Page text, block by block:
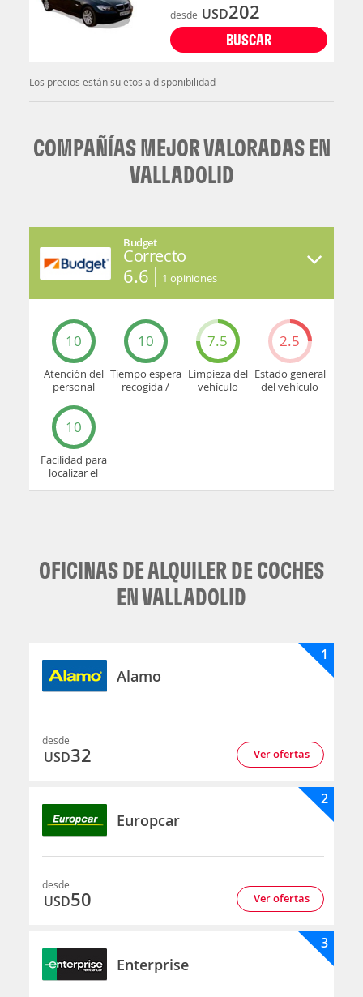
desde USD202
BUSCAR
Los precios están sujetos a disponibilidad
COMPAÑÍAS MEJOR VALORADAS EN
VALLADOLID
Budget
Correcto
6.6 1 opiniones
10
Atención del
personal
10
Tiempo espera
recogida /
7.5
Limpieza del
vehículo
2.5
Estado general
del vehículo
10
Facilidad para
localizar el
OFICINAS DE ALQUILER DE COCHES
EN VALLADOLID
Alamo
1
desde
USD32 Ver ofertas
Europcar
2
desde
USD50 Ver ofertas
Enterprise
3